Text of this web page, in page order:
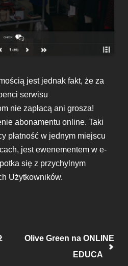
jest jednak fakt, że za
serwisu
nie zapłacą ani grosza!
abonamentu online. Taki
płatność w jednym miejscu
jest ewenementem w e-
się z przychylnym
Użytkowników.
Olive Green na ONLINE
EDUCA